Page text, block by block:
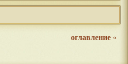
оглавление «